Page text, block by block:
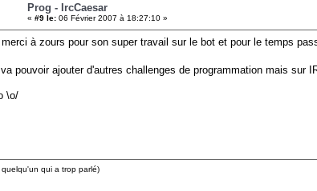
Prog - IrcCaesar
« #9 le: 06 Février 2007 à 18:27:10 »
à zours pour son super travail sur le bot et pour le temps
pouvoir ajouter d'autres challenges de programmation mais sur
\o/
qui a trop parlé)